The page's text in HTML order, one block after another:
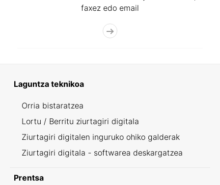
faxez edo email
Laguntza teknikoa
Orria bistaratzea
Lortu / Berritu ziurtagiri digitala
Ziurtagiri digitalen inguruko ohiko galderak
Ziurtagiri digitala - softwarea deskargatzea
Prentsa